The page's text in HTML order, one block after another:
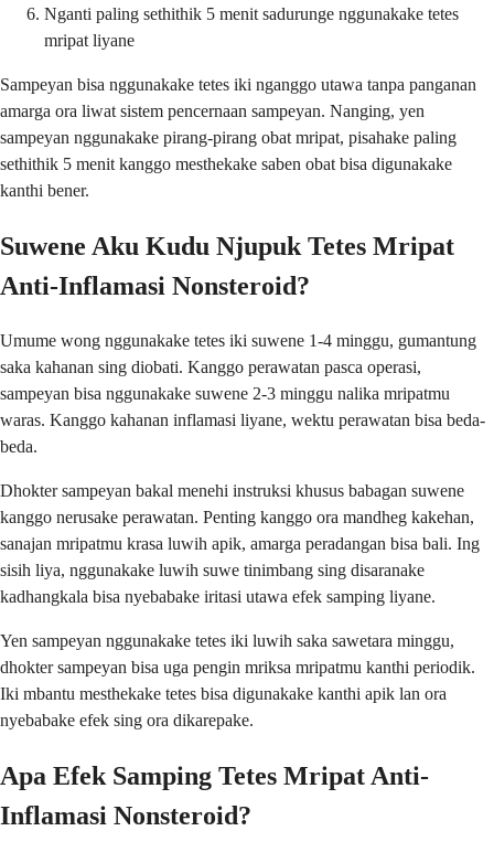
Nganti paling sethithik 5 menit sadurunge nggunakake tetes
mripat liyane
Sampeyan bisa nggunakake tetes iki nganggo utawa tanpa panganan
amarga ora liwat sistem pencernaan sampeyan. Nanging, yen
sampeyan nggunakake pirang-pirang obat mripat, pisahake paling
sethithik 5 menit kanggo mesthekake saben obat bisa digunakake
kanthi bener.
Suwene Aku Kudu Njupuk Tetes Mripat
Anti-Inflamasi Nonsteroid?
Umume wong nggunakake tetes iki suwene 1-4 minggu, gumantung
saka kahanan sing diobati. Kanggo perawatan pasca operasi,
sampeyan bisa nggunakake suwene 2-3 minggu nalika mripatmu
waras. Kanggo kahanan inflamasi liyane, wektu perawatan bisa beda-
beda.
Dhokter sampeyan bakal menehi instruksi khusus babagan suwene
kanggo nerusake perawatan. Penting kanggo ora mandheg kakehan,
sanajan mripatmu krasa luwih apik, amarga peradangan bisa bali. Ing
sisih liya, nggunakake luwih suwe tinimbang sing disaranake
kadhangkala bisa nyebabake iritasi utawa efek samping liyane.
Yen sampeyan nggunakake tetes iki luwih saka sawetara minggu,
dhokter sampeyan bisa uga pengin mriksa mripatmu kanthi periodik.
Iki mbantu mesthekake tetes bisa digunakake kanthi apik lan ora
nyebabake efek sing ora dikarepake.
Apa Efek Samping Tetes Mripat Anti-
Inflamasi Nonsteroid?